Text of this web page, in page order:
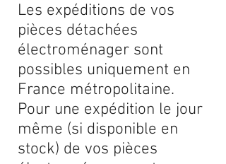
Les expéditions de vos
pièces détachées
électroménager sont
possibles uniquement en
France métropolitaine.
Pour une expédition le jour
même (si disponible en
stock) de vos pièces